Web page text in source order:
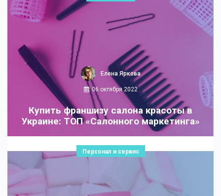
Елена Яркова
06 октября 2022
Купить франшизу салона красоты в
Украине: ТОП «Салонного маркетинга»
Персонал и сервис